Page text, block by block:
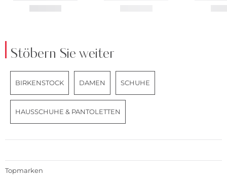
Stöbern Sie weiter
BIRKENSTOCK DAMEN SCHUHE
HAUSSCHUHE & PANTOLETTEN
Topmarken